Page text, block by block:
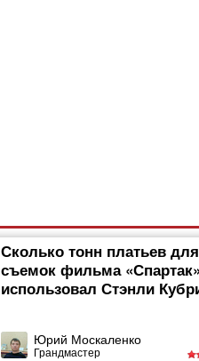
Сколько тонн платьев для
съемок фильма «Спартак»
использовал Стэнли
Юрий Москаленко
Грандмастер